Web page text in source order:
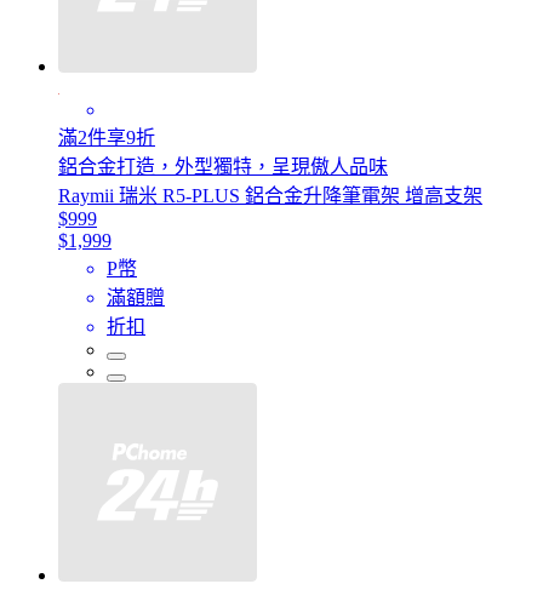
滿2件享9折
鋁合金打造，外型獨特，呈現傲人品味
Raymii 瑞米 R5-PLUS 鋁合金升降筆電架 增高支架
$999
$1,999
P幣
滿額贈
折扣